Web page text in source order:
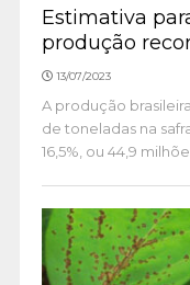
Estimativa
produção
13/07/2023
A produção
de toneladas na
16,5%, ou 44,9